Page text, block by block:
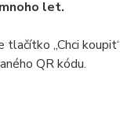
let.
tlačítko „Chci
QR kódu.